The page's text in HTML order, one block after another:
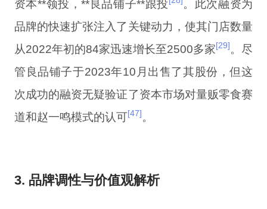
资本**领投，**良品铺子**跟投
。此次融资为
品牌的快速扩张注入了关键动力，使其门店数量
从2022年初的84家迅速增长至2500多家[29]。尽
管良品铺子于2023年10月出售了其股份，但这
次成功的融资无疑验证了资本市场对量贩零食赛
道和赵一鸣模式的认可[47]。
3. 品牌调性与价值观解析